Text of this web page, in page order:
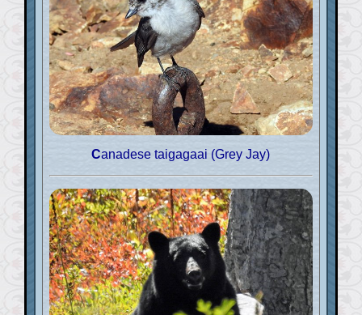
Canadese taigagaai (Grey Jay)